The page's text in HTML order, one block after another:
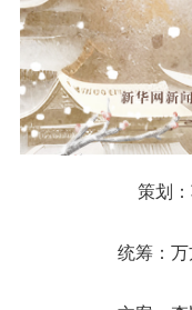
策划
统筹：